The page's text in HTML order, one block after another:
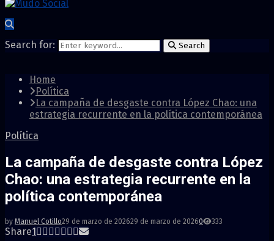
Search for: Search
Home
Política
La campaña de desgaste contra López Chao: una
estrategia recurrente en la política contemporánea
Política
La campaña de desgaste contra López
Chao: una estrategia recurrente en la
política contemporánea
by Manuel Cotillo29 de marzo de 202629 de marzo de 20260 333
Share1